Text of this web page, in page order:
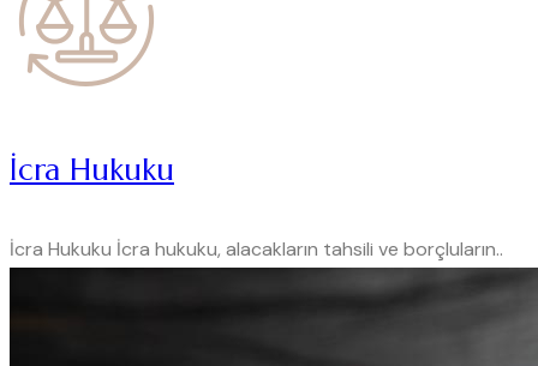
İcra Hukuku
İcra Hukuku İcra hukuku, alacakların tahsili ve borçluların..